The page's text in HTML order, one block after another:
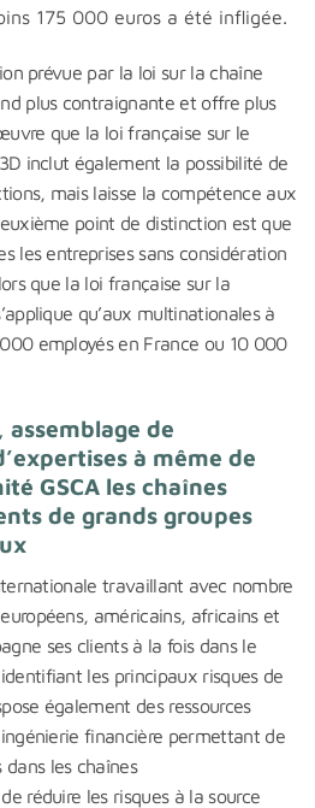
175 000 euros a été infligée.
prévue par la loi sur la chaîne
plus contraignante et offre plus
que la loi française sur le
inclut également la possibilité de
mais laisse la compétence aux
point de distinction est que
les entreprises sans considération
que la loi française sur la
qu’aux multinationales à
employés en France ou 10 000
assemblage de
à même de
GSCA les chaînes
de grands groupes
travaillant avec nombre
américains, africains et
ses clients à la fois dans le
les principaux risques de
également des ressources
financière permettant de
les chaînes
réduire les risques à la source